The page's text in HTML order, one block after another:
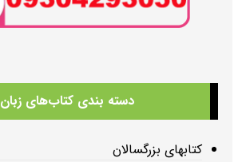
دسته بندی کتاب‌های زبان
کتابهای بزرگسالان